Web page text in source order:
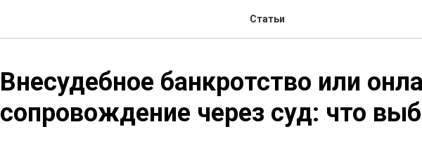
Статьи
Внесудебное банкротство или
сопровождение через суд: что